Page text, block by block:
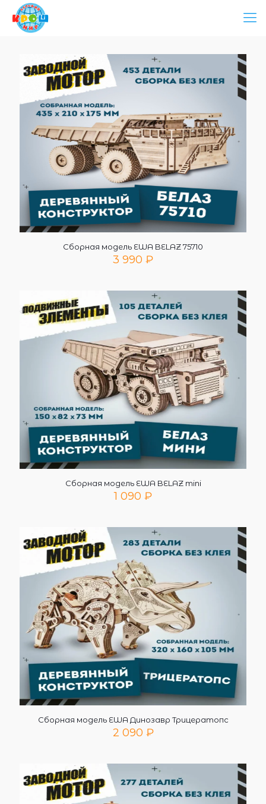
Сборная модель EWA BELAZ 75710
3 990 ₽
Сборная модель EWA BELAZ mini
1 090 ₽
Сборная модель EWA Динозавр Трицератопс
2 090 ₽